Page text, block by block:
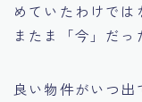
めていたわけで
またま「今」だっ
良い物件がいつ